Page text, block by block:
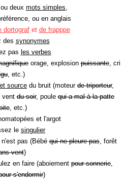
deux mots simples
ou en anglais
dortografet de frapppe
des synonymes
pas les verbes
orage, explosionpuissante, cri
, etc.)
source du bruit (moteur de triporteur,
ventdu soir, poulequi a mal à la patte
, etc.)
et l'argot
le singulier
n'est pas (Bébéqui ne pleure pas, forêt
vent)
en faire (aboiement pour sonnerie
s'endormir)